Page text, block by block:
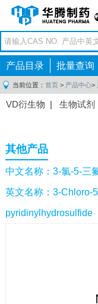
产品目录 批量查询
当前位置： 首页 > 产品中心>
VD衍生物 | 生物试剂
间体|抗高血压药物
感染药物中间体
体 |抗精神病药物中
药中间体|其他原料
其他产品
中文名称：3-氯-5-三
英文名称：3-Chloro-
pyridinylhydrosulfide